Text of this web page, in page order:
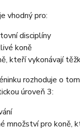
vhodný pro:
disciplíny
koně
kteří vykonávají
rozhoduje o
úroveň 3:
množství pro koně,